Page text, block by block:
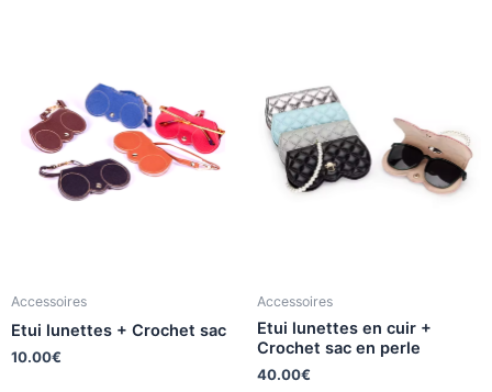
Accessoires
Etui lunettes + Crochet sac
10.00€
Accessoires
Etui lunettes en cuir +
Crochet sac en perle
40.00€